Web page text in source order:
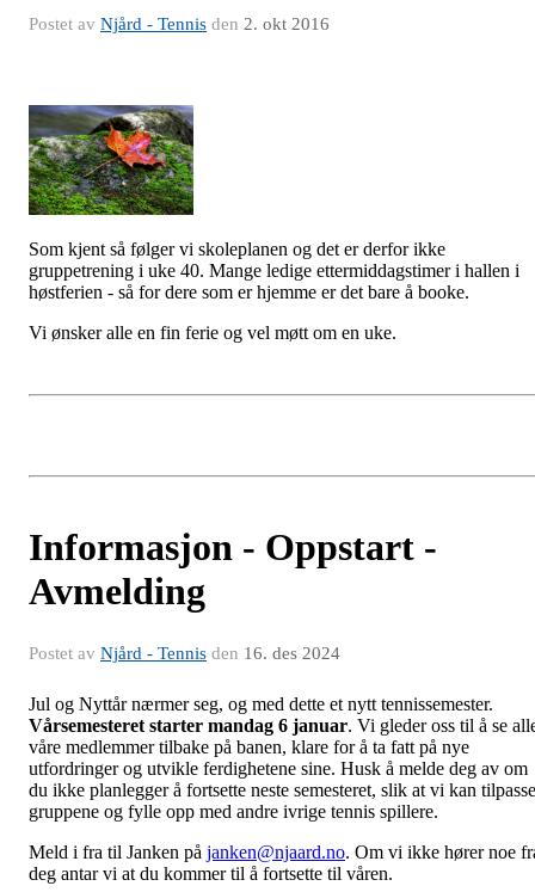
Postet av Njård - Tennis den 2. okt 2016
Som kjent så følger vi skoleplanen og det er derfor ikke
gruppetrening i uke 40. Mange ledige ettermiddagstimer i hallen i
høstferien - så for dere som er hjemme er det bare å booke.
Vi ønsker alle en fin ferie og vel møtt om en uke.
Informasjon - Oppstart -
Avmelding
Postet av Njård - Tennis den 16. des 2024
Jul og Nyttår nærmer seg, og med dette et nytt tennissemester.
Vårsemesteret starter mandag 6 januar. Vi gleder oss til å se
våre medlemmer tilbake på banen, klare for å ta fatt på nye
utfordringer og utvikle ferdighetene sine. Husk å melde deg av om
du ikke planlegger å fortsette neste semesteret, slik at vi kan tilpasse
gruppene og fylle opp med andre ivrige tennis spillere.
Meld i fra til Janken på janken@njaard.no. Om vi ikke hører noe
deg antar vi at du kommer til å fortsette til våren.